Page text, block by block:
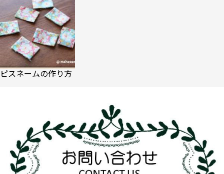
ピスネームの作り方